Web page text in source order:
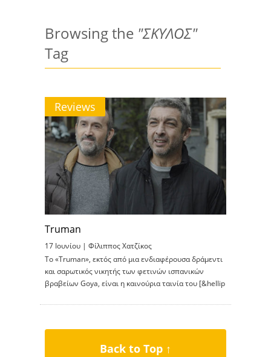
Browsing the "ΣΚΥΛΟΣ"
Tag
Reviews
Truman
17 Ιουνίου | Φίλιππος Χατζίκος
Το «Truman», εκτός από μια ενδιαφέρουσα δράμεντι
και σαρωτικός νικητής των φετινών ισπανικών
βραβείων Goya, είναι η καινούρια ταινία του [&hellip
Back to Top ↑